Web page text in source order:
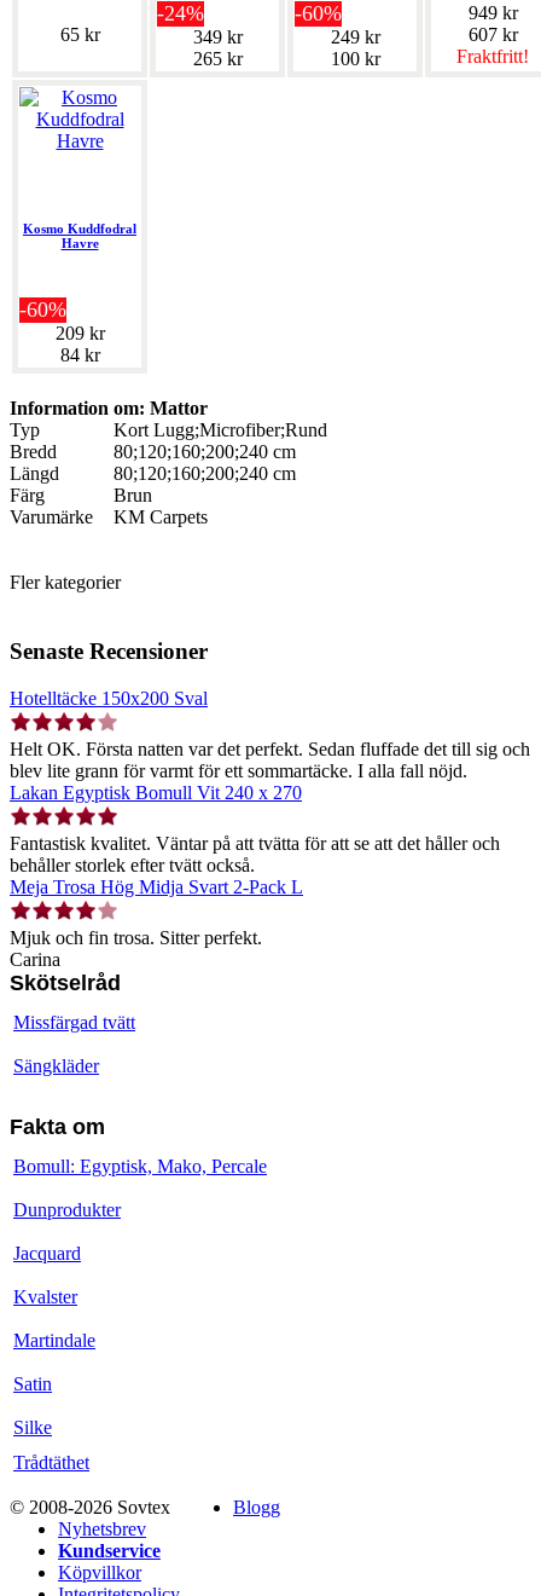
65 kr
-24%
349 kr
265 kr
-60%
249 kr
100 kr
949 kr
607 kr
Fraktfritt!
Kosmo Kuddfodral
Havre
-60%
209 kr
84 kr
Information om: Mattor
Typ
Kort Lugg;Microfiber;Rund
Bredd
80;120;160;200;240 cm
Längd
80;120;160;200;240 cm
Färg
Brun
Varumärke
KM Carpets
Fler kategorier
Senaste Recensioner
Hotelltäcke 150x200 Sval
Helt OK. Första natten var det perfekt. Sedan fluffade det till sig och
blev lite grann för varmt för ett sommartäcke. I alla fall nöjd.
Lakan Egyptisk Bomull Vit 240 x 270
Fantastisk kvalitet. Väntar på att tvätta för att se att det håller och
behåller storlek efter tvätt också.
Meja Trosa Hög Midja Svart 2-Pack L
Mjuk och fin trosa. Sitter perfekt.
Carina
Skötselråd
Missfärgad tvätt
Sängkläder
Fakta om
Bomull: Egyptisk, Mako, Percale
Dunprodukter
Jacquard
Kvalster
Martindale
Satin
Silke
Trådtäthet
© 2008-2026 Sovtex
Blogg
Nyhetsbrev
Kundservice
Köpvillkor